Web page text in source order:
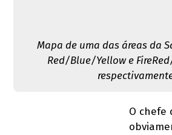
Mapa de uma das áreas da
Red/Blue/Yellow e
O chefe